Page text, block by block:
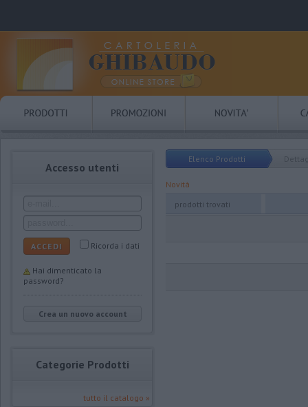
Accesso utenti
ACCEDI Ricorda i dati
Hai dimenticato la
password?
Crea un nuovo account
Categorie Prodotti
tutto il catalogo »
Elenco Prodotti
Novità
prodotti trovati